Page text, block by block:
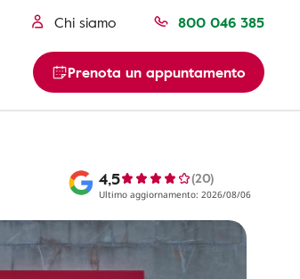
Chi siamo 800 046 385
Prenota un appuntamento
4,5 (20)
Ultimo aggiornamento: 2026/08/06